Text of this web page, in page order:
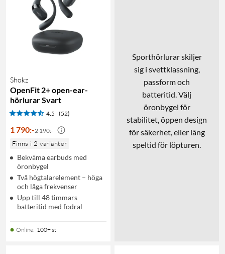
Shokz
OpenFit 2+ open-ear-
hörlurar Svart
4.5 (52)
1 790:-2 190:-
Finns i 2 varianter
Bekväma earbuds med
öronbygel
Två högtalarelement – höga
och låga frekvenser
Upp till 48 timmars
batteritid med fodral
Online: 100+ st
Sporthörlurar skiljer
sig i svettklassning,
passform och
batteritid. Välj
öronbygel för
stabilitet, öppen design
för säkerhet, eller lång
speltid för löpturen.